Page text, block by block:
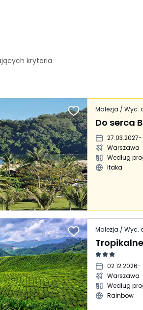
kryteria
Malezja / Wyc.
Do serca
27.03.2027-
Warszawa
Według
Itaka
Malezja / Wyc.
02.12.2026-
Warszawa
Według
Rainbow